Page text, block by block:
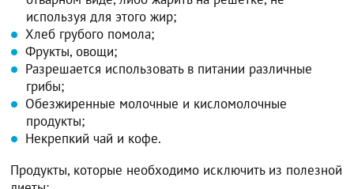
используя для этого жир;
Хлеб грубого помола;
Фрукты, овощи;
Разрешается использовать в питании различные
грибы;
Обезжиренные молочные и кисломолочные
продукты;
Некрепкий чай и кофе.
Продукты, которые необходимо исключить из полезной